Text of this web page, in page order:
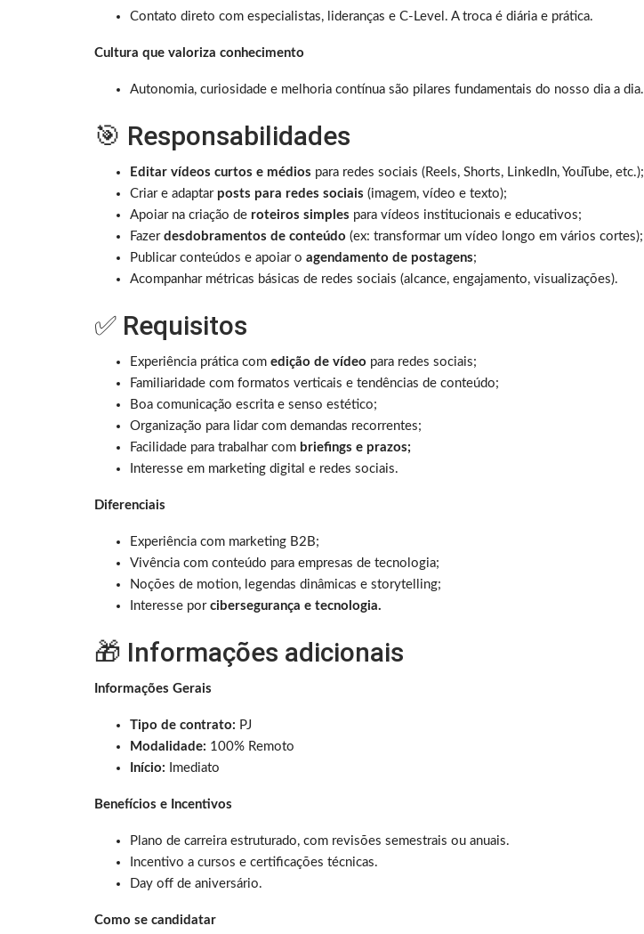
Contato direto com especialistas, lideranças e C-Level. A troca é diária e prática.
Cultura que valoriza conhecimento
Autonomia, curiosidade e melhoria contínua são pilares fundamentais do nosso dia a dia.
🎯 Responsabilidades
Editar vídeos curtos e médios para redes sociais (Reels, Shorts, LinkedIn, YouTube, etc.);
Criar e adaptar posts para redes sociais (imagem, vídeo e texto);
Apoiar na criação de roteiros simples para vídeos institucionais e educativos;
Fazer desdobramentos de conteúdo (ex: transformar um vídeo longo em vários cortes);
Publicar conteúdos e apoiar o agendamento de postagens;
Acompanhar métricas básicas de redes sociais (alcance, engajamento, visualizações).
✅ Requisitos
Experiência prática com edição de vídeo para redes sociais;
Familiaridade com formatos verticais e tendências de conteúdo;
Boa comunicação escrita e senso estético;
Organização para lidar com demandas recorrentes;
Facilidade para trabalhar com briefings e prazos;
Interesse em marketing digital e redes sociais.
Diferenciais
Experiência com marketing B2B;
Vivência com conteúdo para empresas de tecnologia;
Noções de motion, legendas dinâmicas e storytelling;
Interesse por cibersegurança e tecnologia.
🎁 Informações adicionais
Informações Gerais
Tipo de contrato: PJ
Modalidade: 100% Remoto
Início: Imediato
Benefícios e Incentivos
Plano de carreira estruturado, com revisões semestrais ou anuais.
Incentivo a cursos e certificações técnicas.
Day off de aniversário.
Como se candidatar